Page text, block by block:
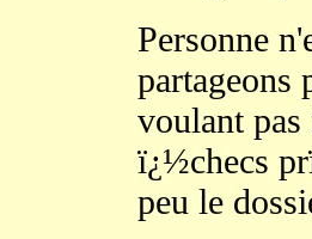
Personne
partageons
voulant
ï¿½checs
peu le